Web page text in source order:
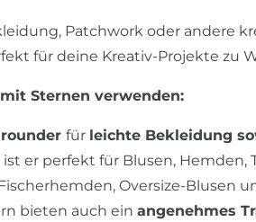
Patchwork oder andere
für deine Kreativ-Projekte zu
Sternen verwenden:
für leichte Bekleidung
er perfekt für Blusen, Hemden,
Oversize-Blusen
bieten auch ein angenehmes